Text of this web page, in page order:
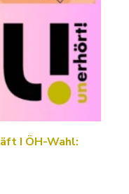
I ÖH-Wahl: